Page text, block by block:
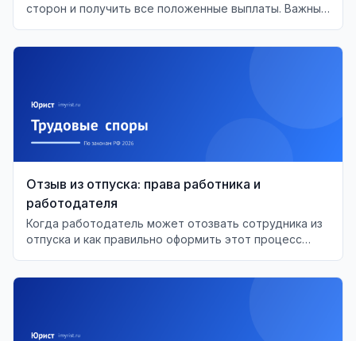
сторон и получить все положенные выплаты. Важные
Отзыв из отпуска: права работника и
работодателя
Когда работодатель может отозвать сотрудника из
отпуска и как правильно оформить этот процесс